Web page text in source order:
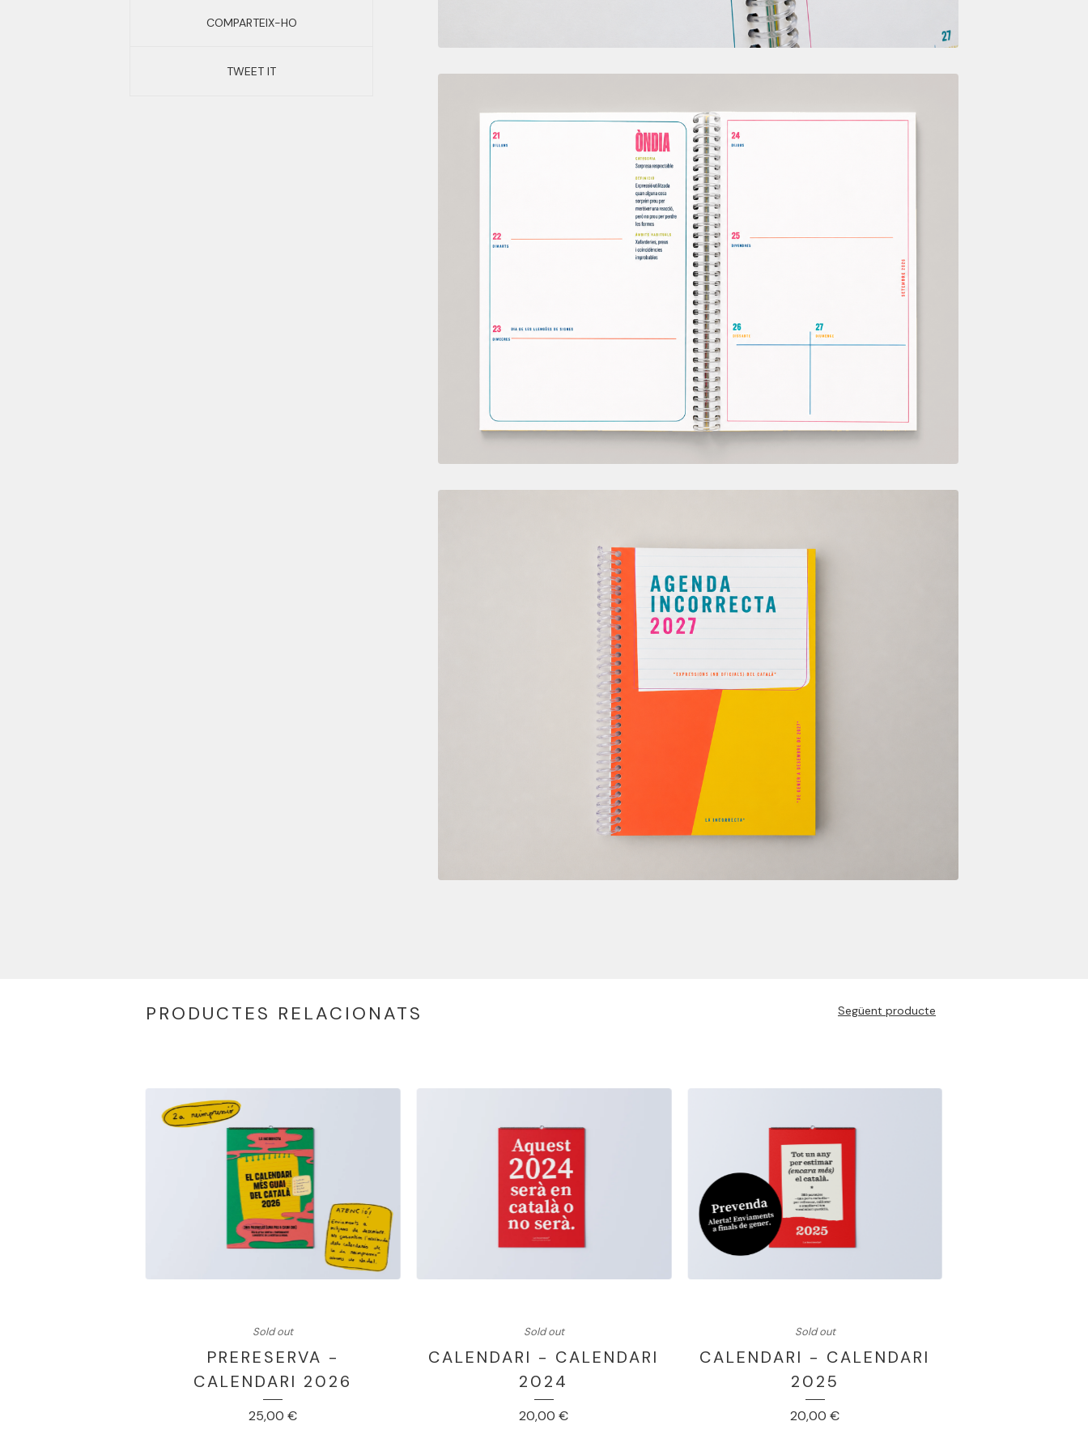
COMPARTEIX-HO
TWEET IT
PRODUCTES RELACIONATS Següent producte
Sold out
PRERESERVA -
CALENDARI 2026
25,00€
Sold out
CALENDARI - CALENDARI
2024
20,00€
Sold out
CALENDARI - CALENDARI
2025
20,00€